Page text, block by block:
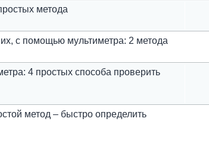
метода
с помощью мультиметра: 2 метода
4 простых способа проверить
метод – быстро определить